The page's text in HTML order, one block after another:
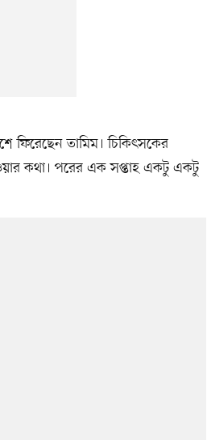
ফিরেছেন তামিম। চিকিৎসকের
কথা। পরের এক সপ্তাহ একটু একটু